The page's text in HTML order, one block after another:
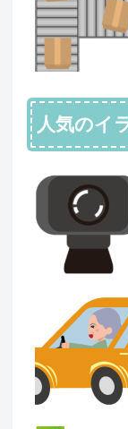
人気のイ